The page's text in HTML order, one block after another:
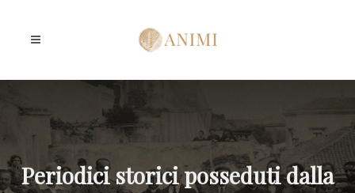
Periodici storici posseduti dalla